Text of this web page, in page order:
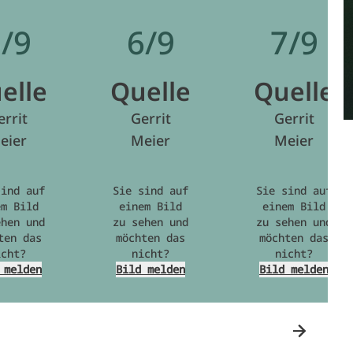
9
auf
Bild
und
das
6/9
Quelle
Gerrit
Meier
Sie sind auf
einem Bild
zu sehen und
möchten das
nicht?
Bild melden
7/9
Quelle
Gerrit
Meier
Sie sind auf
einem Bild
zu sehen und
möchten das
nicht?
Bild melden